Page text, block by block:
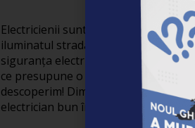
Electricienii sunt adevărați eroi
iluminatul stradal care face orașele
siguranța electrică din locuințe,
ce presupune o zi obișnuită din viața
descoperim! Dimineața devreme:
electrician bun începe devreme. Cu o